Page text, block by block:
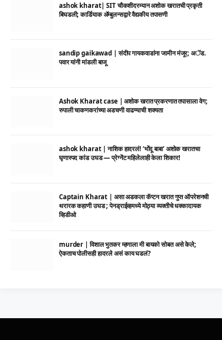
ashok kharat| SIT चौकशीदरम्यान अशोक खरातची प्रकृती
बिघडली; कार्डियाक ॲम्बुलन्सद्वारे वैद्यकीय तपासणी
sandip gaikawad | संदीप गायकवाडांना जामीन मंजूर; अॅड.
पवार यांनी मांडली बाजू
Ashok Kharat case | अशोक खरात प्रकरणात तपासाला वेग;
रुपाली चाकणकरांच्या अडचणी वाढण्याची शक्यता
ashok kharat | नाशिक हादरलं! ‘भोंदू बाबा’ अशोक खरातचा
घृणास्पद कांड उघड — प्रेग्नेंट महिलेलाही केला शिकार!
Captain Kharat | असा अडकला कॅप्टन खरात गुप्त ऑपरेशनची
थरारक कहाणी उघड ; पेनड्राईव्हमध्ये मोठ्या व्यक्तीचे धक्कादायक
व्हिडीओ
murder | विशाल भुतकर म्हणाला मी बायको सोबत असे केले;
ऐकताच पोलीसही हादरले असं काय घडलं?